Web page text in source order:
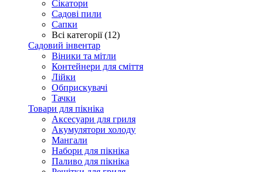
Сікатори
Садові пили
Сапки
Всі категорії (12)
Садовий інвентар
Віники та мітли
Контейнери для сміття
Лійки
Обприскувачі
Тачки
Товари для пікніка
Аксесуари для гриля
Акумулятори холоду
Мангали
Набори для пікніка
Паливо для пікніка